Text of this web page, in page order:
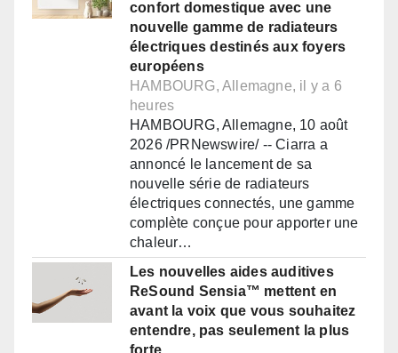
confort domestique avec une
nouvelle gamme de radiateurs
électriques destinés aux foyers
européens
HAMBOURG, Allemagne, il y a 6
heures
HAMBOURG, Allemagne, 10 août
2026 /PRNewswire/ -- Ciarra a
annoncé le lancement de sa
nouvelle série de radiateurs
électriques connectés, une gamme
complète conçue pour apporter une
chaleur…
Les nouvelles aides auditives
ReSound Sensia™ mettent en
avant la voix que vous souhaitez
entendre, pas seulement la plus